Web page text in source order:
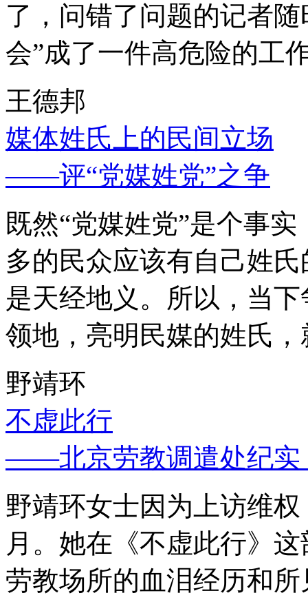
了，问错了问题的记者
会”成了一件高危险的工
王德邦
媒体姓氏上的民间立场
——评“党媒姓党”之争
既然“党媒姓党”是个事
多的民众应该有自己姓
是天经地义。所以，当
领地，亮明民媒的姓氏
野靖环
不虚此行
——北京劳教调遣处纪实
野靖环女士因为上访维
月。她在《不虚此行》
劳教场所的血泪经历和